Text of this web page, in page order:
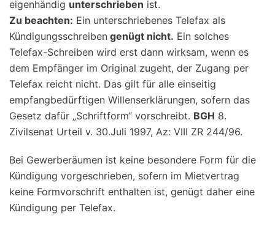
eigenhändig unterschrieben ist.
Zu beachten: Ein unterschriebenes Telefax als
Kündigungsschreiben genügt nicht. Ein solches
Telefax-Schreiben wird erst dann wirksam, wenn es
dem Empfänger im Original zugeht, der Zugang per
Telefax reicht nicht. Das gilt für alle einseitig
empfangbedürftigen Willenserklärungen, sofern das
Gesetz dafür „Schriftform“ vorschreibt. BGH 8.
Zivilsenat Urteil v. 30.Juli 1997, Az: VIII ZR 244/96.
Bei Gewerberäumen ist keine besondere Form für die
Kündigung vorgeschrieben, sofern im Mietvertrag
keine Formvorschrift enthalten ist, genügt daher eine
Kündigung per Telefax.